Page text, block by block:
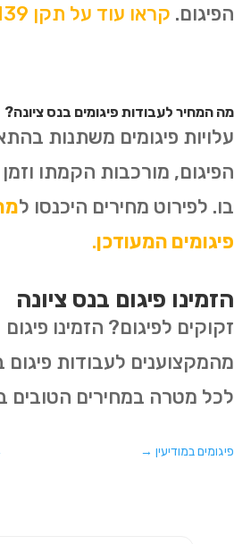
הפיגום. קראו עוד על תקן 1139 חלק 1.
מה המחיר לעבודות פיגומים בנס ציונה?
עלויות פיגומים משתנות
הפיגום, מורכבות הקמתו
בו. לפירוט מחירים היכנסו ל
פיגומים המעודכן.
הזמינו פיגום בנס ציונה
זקוקים לפיגום? הזמינו פיגום
מהמקצוענים לעבודות פיגום
לכל מטרה במחירים הטובים
פיגומים במודיעין →